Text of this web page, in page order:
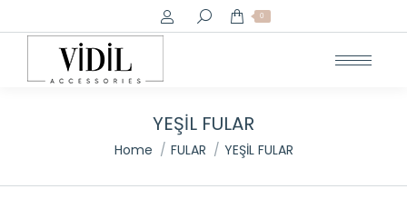
Search: 0
YEŞİL FULAR
You are here:
Home FULAR YEŞİL FULAR